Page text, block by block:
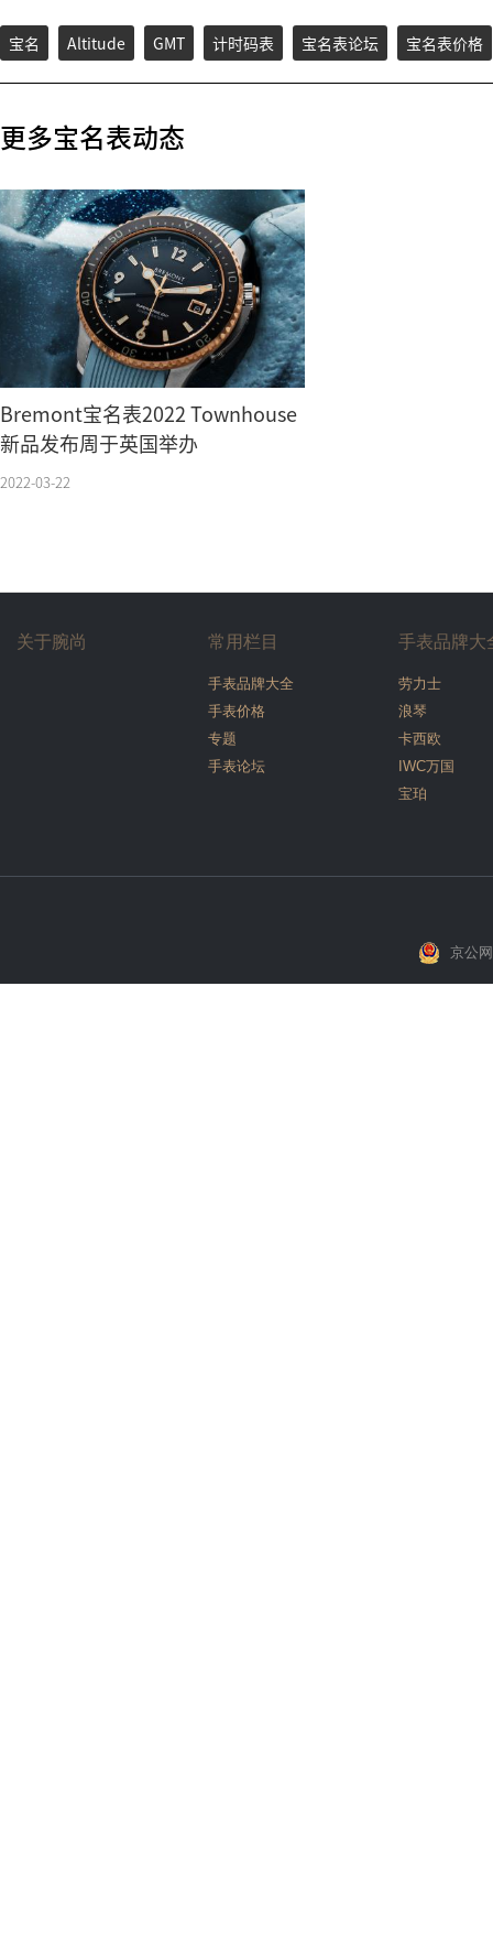
宝名 Altitude GMT 计时码表 宝名表论坛 宝名表价格
更多宝名表动态
Bremont宝名表2022 Townhouse
新品发布周于英国举办
2022-03-22
关于腕尚 常用栏目
手表品牌大全
手表价格
专题
手表论坛
手表品牌大
劳力士
浪琴
卡西欧
IWC万国
宝珀
京公